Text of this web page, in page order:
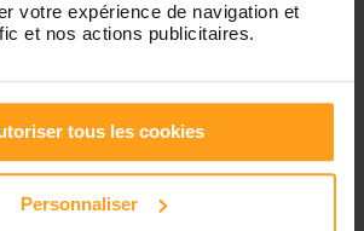
votre expérience de navigation et
et nos actions publicitaires.
tous les cookies
Personnaliser
souhaitez connaître les
Contactez-nous